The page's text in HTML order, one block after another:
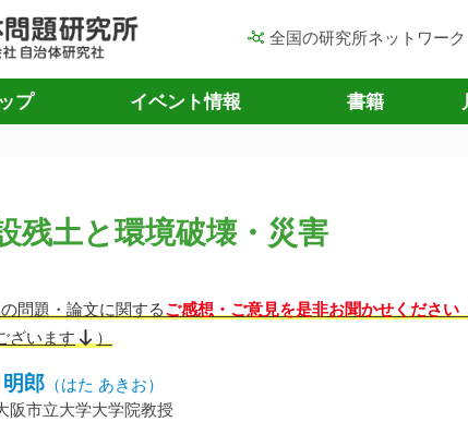
全国の研究所ネットワーク
プ イベント情報 書籍
残土と環境破壊・災害
問題・論文に関するご感想・ご意見を是非お聞かせください
ざいます
）
郎 （はた あきお）
阪市立大学大学院教授